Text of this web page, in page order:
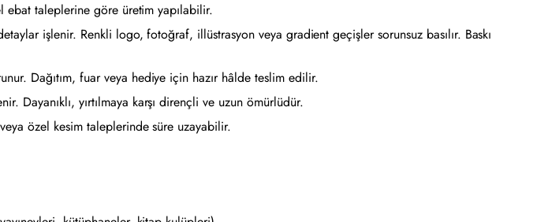
taleplerine göre üretim yapılabilir.
işlenir. Renkli logo, fotoğraf, illüstrasyon veya gradient geçişler sorunsuz basılır. Baskı
Dağıtım, fuar veya hediye için hazır hâlde teslim edilir.
Dayanıklı, yırtılmaya karşı dirençli ve uzun ömürlüdür.
özel kesim taleplerinde süre uzayabilir.